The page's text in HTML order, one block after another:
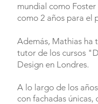
mundial como
como 2 años para
Además, Mathias ha
tutor de los cursos
Design en Londres.
A lo largo de los
con fachadas únicas,